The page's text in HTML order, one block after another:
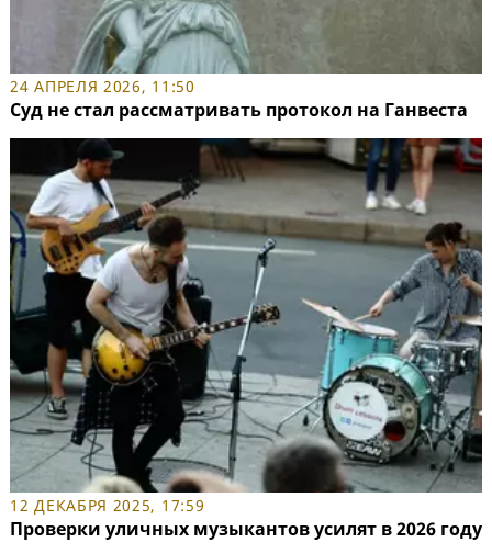
24 АПРЕЛЯ 2026, 11:50
Суд не стал рассматривать протокол на Ганвеста
12 ДЕКАБРЯ 2025, 17:59
Проверки уличных музыкантов усилят в 2026 году